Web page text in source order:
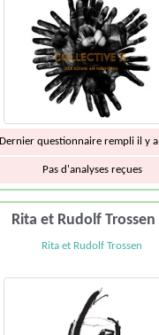
Dernier questionnaire rempli il y a
Pas d'analyses reçues
Rita et Rudolf Trossen
Rita et Rudolf Trossen